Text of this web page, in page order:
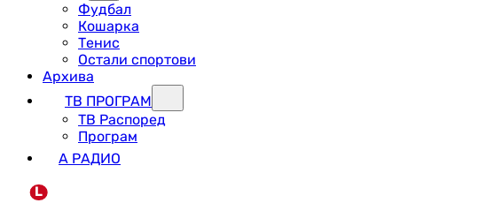
Фудбал
Кошарка
Тенис
Остали спортови
Архива
ТВ ПРОГРАМ
ТВ Распоред
Програм
А РАДИО
L